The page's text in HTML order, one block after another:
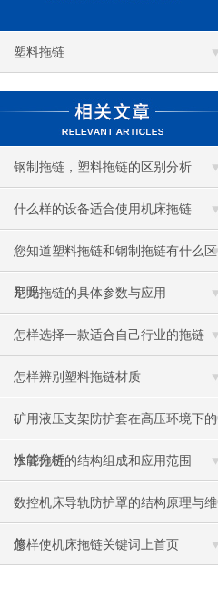
塑料拖链
钢制拖链，塑料拖链的区别分析
什么样的设备适合使用机床拖链
您知道塑料拖链和钢制拖链有什么区
别吗
尼龙拖链的具体参数与应用
怎样选择一款适合自己行业的拖链
怎样辨别塑料拖链材质
矿用液压支架防护套在高压环境下的
性能分析
水管拖链的结构组成和应用范围
数控机床导轨防护罩的结构原理与维
修
怎样使机床拖链关键词上首页